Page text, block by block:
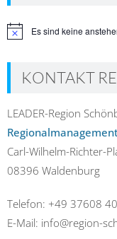
HinweisEs sind keine
KONTAKT
LEADER-Region
Carl-Wilhelm-Richter-
08396 Waldenburg
Telefon: +49 37608
E-Mail: info@region-